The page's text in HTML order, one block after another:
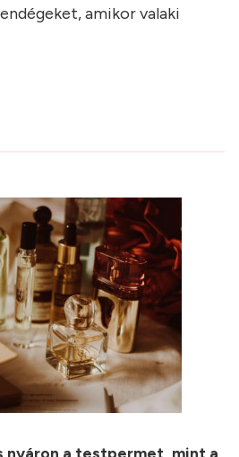
amikor valaki
nyáron a testpermet, mint a